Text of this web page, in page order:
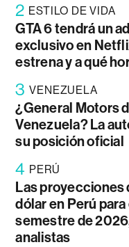
2 ESTILO DE VIDA
GTA 6 tendrá un
exclusivo en
estrena y a qué
3 VENEZUELA
¿General Motors
Venezuela? La
su posición oficial
4 PERÚ
Las proyecciones
dólar en Perú
semestre de
analistas